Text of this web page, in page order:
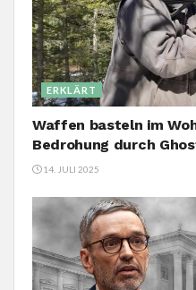
ERKLÄRT
Waffen basteln im
Bedrohung durch
14. JULI 2025